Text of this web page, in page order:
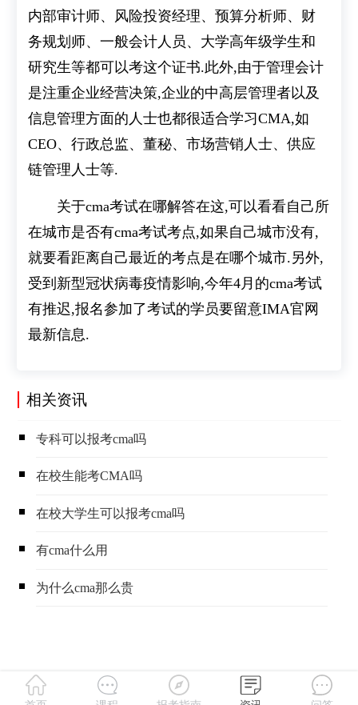
内部审计师、风险投资经理、预算分析师、财
务规划师、一般会计人员、大学高年级学生和
研究生等都可以考这个证书.此外,由于管理会计
是注重企业经营决策,企业的中高层管理者以及
信息管理方面的人士也都很适合学习CMA,如
CEO、行政总监、董秘、市场营销人士、供应
链管理人士等.
关于cma考试在哪解答在这,可以看看自己所
在城市是否有cma考试考点,如果自己城市没有,
就要看距离自己最近的考点是在哪个城市.另外,
受到新型冠状病毒疫情影响,今年4月的cma考试
有推迟,报名参加了考试的学员要留意IMA官网
最新信息.
相关资讯
​专科可以报考cma吗
​在校生能考CMA吗
​在校大学生可以报考cma吗
​有cma什么用
​为什么cma那么贵